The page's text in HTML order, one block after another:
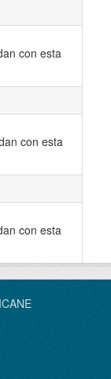
con esta
con esta
con esta